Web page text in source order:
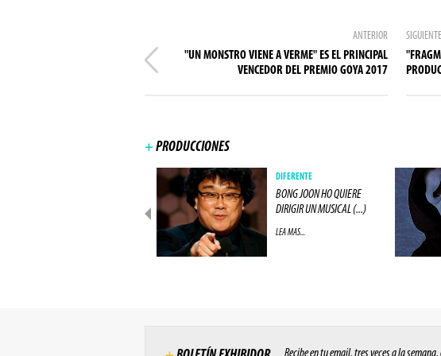
ANTERIOR
"UN MONSTRO VIENE A VERME" ES EL PRINCIPAL
VENCEDOR DEL PREMIO GOYA 2017
SIGUIENTE
+ PRODUCCIONES
DIFERENTE
BONG JOON HO QUIERE
DIRIGIR UN MUSICAL (...)
LEA MAS...